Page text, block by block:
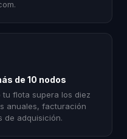
de 10 nodos
flota supera los diez
anuales, facturación
de adquisición.